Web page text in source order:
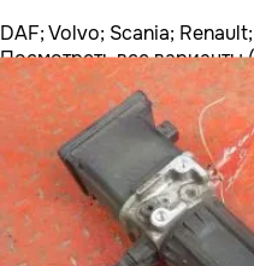
DAF; Volvo; Scania;
Посмотреть все варианты